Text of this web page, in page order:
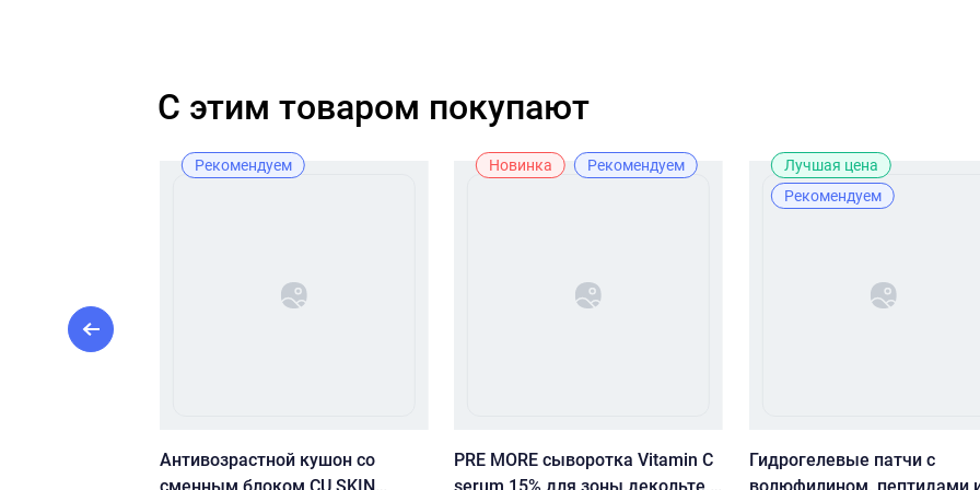
C этим товаром покупают
Рекомендуем
Антивозрастной кушон со
Новинка Рекомендуем
PRE MORE сыворотка Vitamin C
Лучшая цена
Рекомендуем
Гидрогелевые патчи с